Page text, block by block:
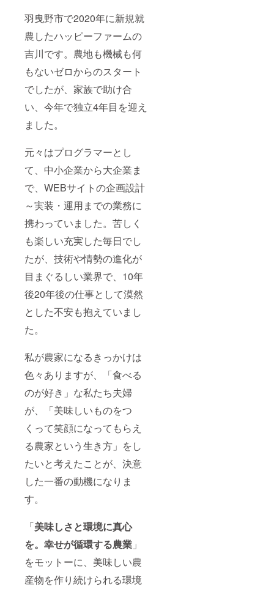
羽曳野市で2020年に新規就
農したハッピーファームの
吉川です。農地も機械も何
もないゼロからのスタート
でしたが、家族で助け合
い、今年で独立4年目を迎え
ました。
元々はプログラマーとし
て、中小企業から大企業ま
で、WEBサイトの企画設計
～実装・運用までの業務に
携わっていました。苦しく
も楽しい充実した毎日でし
たが、技術や情勢の進化が
目まぐるしい業界で、10年
後20年後の仕事として漠然
とした不安も抱えていまし
た。
私が農家になるきっかけは
色々ありますが、「食べる
のが好き」な私たち夫婦
が、「美味しいものをつ
くって笑顔になってもらえ
る農家という生き方」をし
たいと考えたことが、決意
した一番の動機になりま
す。
「美味しさと環境に真心
を。幸せが循環する農業 」
をモットーに、美味しい農
産物を作り続けられる環境